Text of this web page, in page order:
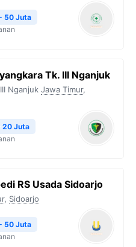
50 Juta
Tk. III Nganjuk
Nganjuk Jawa Timur,
20 Juta
RS Usada Sidoarjo
, Sidoarjo
50 Juta